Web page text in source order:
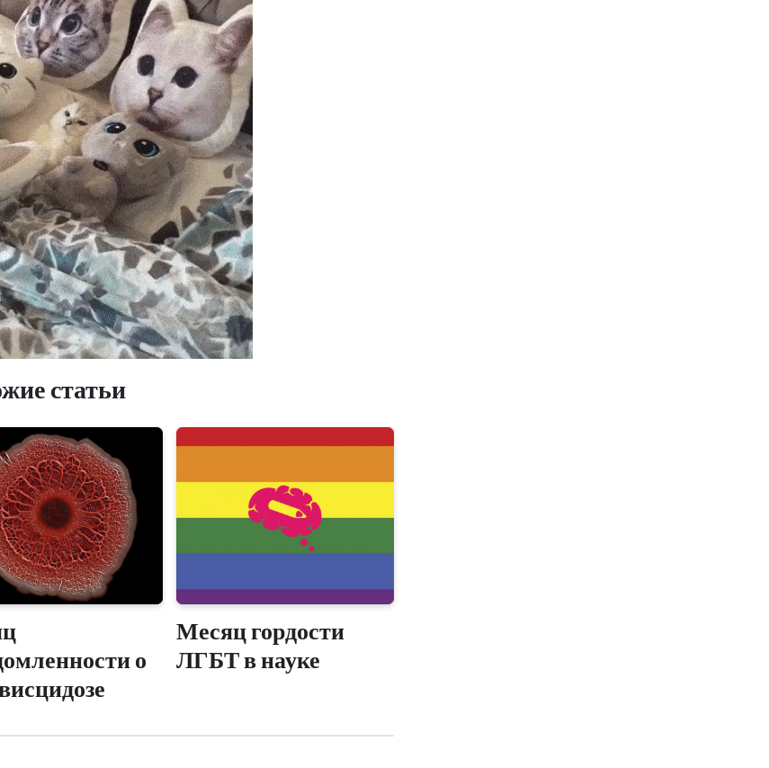
статьи
о
Месяц гордости
ЛГБТ в науке